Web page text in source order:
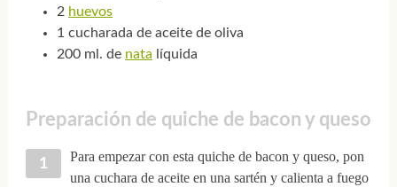
2 huevos
1 cucharada de aceite de oliva
200 ml. de nata líquida
Preparación de quiche de bacon y queso
Para empezar con esta quiche de bacon y queso, pon
una cuchara de aceite en una sartén y calienta a fuego